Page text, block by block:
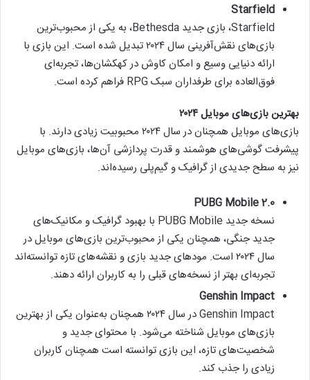
Starfield
Starfield، بازی جدید Bethesda، به یکی از محبوب‌ترین
بازی‌های نقش‌آفرینی سال ۲۰۲۴ تبدیل شده است. این بازی با
ارائه دنیایی وسیع و امکان کاوش در کهکشان‌ها، تجربه‌ای
فوق‌العاده برای طرفداران سبک RPG فراهم کرده است.
بهترین بازی‌های موبایل ۲۰۲۴
بازی‌های موبایل همچنان در سال ۲۰۲۴ محبوبیت زیادی دارند. با
پیشرفت گوشی‌های هوشمند و قدرت پردازشی آن‌ها، بازی‌های موبایل
نیز به سطح جدیدی از گرافیک و گیم‌پلی رسیده‌اند.
PUBG Mobile 2.0
نسخه جدید PUBG Mobile با بهبود گرافیک و مکانیک‌های
جدید جنگی، همچنان یکی از محبوب‌ترین بازی‌های موبایل در
سال ۲۰۲۴ است. مودهای جدید بازی و نقشه‌های تازه توانسته‌اند
تجربه‌ای بهتر از نسخه‌های قبلی را به کاربران ارائه دهند.
Genshin Impact
Genshin Impact در سال ۲۰۲۴ همچنان به‌عنوان یکی از بهترین
بازی‌های موبایل شناخته می‌شود. با محتوای جدید و
شخصیت‌های تازه، این بازی توانسته است همچنان کاربران
زیادی را جذب کند.